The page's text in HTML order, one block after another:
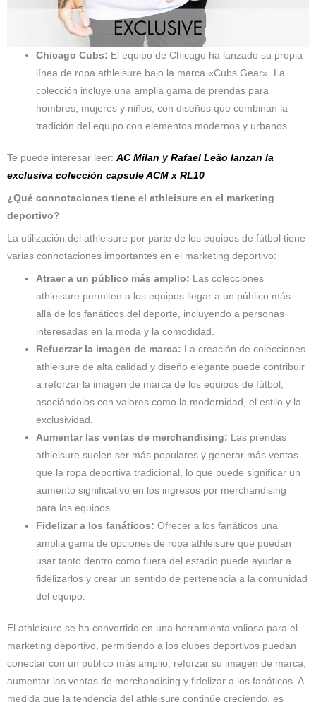
Chicago Cubs: El equipo de Chicago ha lanzado su propia
línea de ropa athleisure bajo la marca «Cubs Gear». La
colección incluye una amplia gama de prendas para
hombres, mujeres y niños, con diseños que combinan la
tradición del equipo con elementos modernos y urbanos.
Te puede interesar leer: AC Milan y Rafael Leão lanzan la
exclusiva colección capsule ACM x RL10
¿Qué connotaciones tiene el athleisure en el marketing
deportivo?
La utilización del athleisure por parte de los equipos de fútbol tiene
varias connotaciones importantes en el marketing deportivo:
Atraer a un público más amplio: Las colecciones
athleisure permiten a los equipos llegar a un público más
allá de los fanáticos del deporte, incluyendo a personas
interesadas en la moda y la comodidad.
Refuerzar la imagen de marca: La creación de colecciones
athleisure de alta calidad y diseño elegante puede contribuir
a reforzar la imagen de marca de los equipos de fútbol,
asociándolos con valores como la modernidad, el estilo y la
exclusividad.
Aumentar las ventas de merchandising: Las prendas
athleisure suelen ser más populares y generar más ventas
que la ropa deportiva tradicional, lo que puede significar un
aumento significativo en los ingresos por merchandising
para los equipos.
Fidelizar a los fanáticos: Ofrecer a los fanáticos una
amplia gama de opciones de ropa athleisure que puedan
usar tanto dentro como fuera del estadio puede ayudar a
fidelizarlos y crear un sentido de pertenencia a la comunidad
del equipo.
El athleisure se ha convertido en una herramienta valiosa para el
marketing deportivo, permitiendo a los clubes deportivos puedan
conectar con un público más amplio, reforzar su imagen de marca,
aumentar las ventas de merchandising y fidelizar a los fanáticos. A
medida que la tendencia del athleisure continúe creciendo, es